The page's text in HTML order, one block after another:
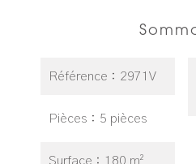
Référence 2971V
Pièces 5 pièces
Surface 180 m²